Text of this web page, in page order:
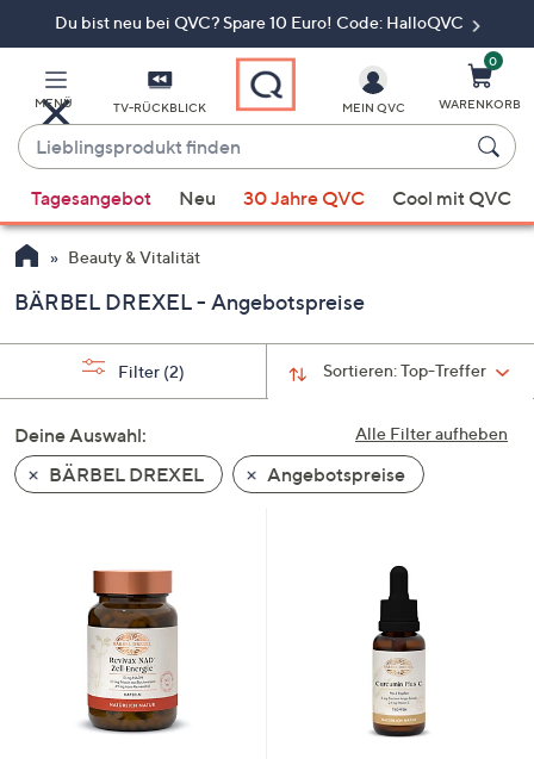
Du bist neu bei QVC? Spare 10 Euro! Code: HalloQVC
MENÜ TV-RÜCKBLICK
Lieblingsprodukt
finden
Vorschläge
verfügbar
sind,
verwenden
oben
und
nach
Geräten
MEIN QVC
0
WARENKORB
Tagesangebot Neu 30 Jahre QVC Cool mit QVC
Beauty & Vitalität
BÄRBEL DREXEL - Angebotspreise
Sortieren:Top-Treffer
Filter (2)
Alle Filter aufheben
Deine Auswahl:
BÄRBEL DREXEL
Angebotspreise